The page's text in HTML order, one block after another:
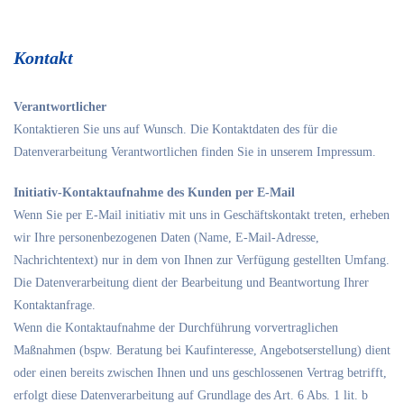
Kontakt
Verantwortlicher
Kontaktieren Sie uns auf Wunsch. Die Kontaktdaten des für die
Datenverarbeitung Verantwortlichen finden Sie in unserem Impressum.
Initiativ-Kontaktaufnahme des Kunden per E-Mail
Wenn Sie per E-Mail initiativ mit uns in Geschäftskontakt treten, erheben
wir Ihre personenbezogenen Daten (Name, E-Mail-Adresse,
Nachrichtentext) nur in dem von Ihnen zur Verfügung gestellten Umfang.
Die Datenverarbeitung dient der Bearbeitung und Beantwortung Ihrer
Kontaktanfrage.
Wenn die Kontaktaufnahme der Durchführung vorvertraglichen
Maßnahmen (bspw. Beratung bei Kaufinteresse, Angebotserstellung) dient
oder einen bereits zwischen Ihnen und uns geschlossenen Vertrag betrifft,
erfolgt diese Datenverarbeitung auf Grundlage des Art. 6 Abs. 1 lit. b